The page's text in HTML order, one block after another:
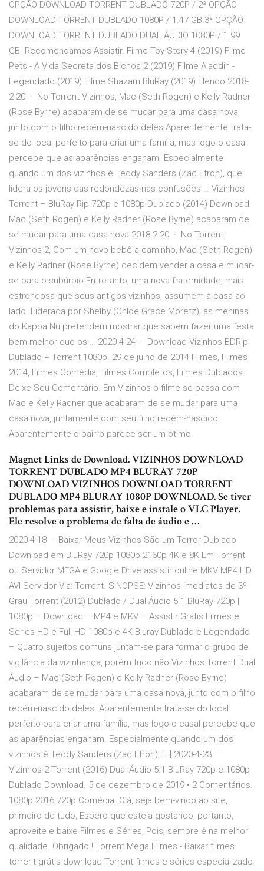
OPÇÃO DOWNLOAD TORRENT DUBLADO 720P / 2ª OPÇÃO
DOWNLOAD TORRENT DUBLADO 1080P / 1.47 GB 3ª OPÇÃO
DOWNLOAD TORRENT DUBLADO DUAL ÁUDIO 1080P / 1.99
GB. Recomendamos Assistir. Filme Toy Story 4 (2019) Filme
Pets - A Vida Secreta dos Bichos 2 (2019) Filme Aladdin -
Legendado (2019) Filme Shazam BluRay (2019) Elenco 2018-
2-20 · No Torrent Vizinhos, Mac (Seth Rogen) e Kelly Radner
(Rose Byrne) acabaram de se mudar para uma casa nova,
junto com o filho recém-nascido deles.Aparentemente trata-
se do local perfeito para criar uma família, mas logo o casal
percebe que as aparências enganam. Especialmente
quando um dos vizinhos é Teddy Sanders (Zac Efron), que
lidera os jovens das redondezas nas confusões … Vizinhos
Torrent – BluRay Rip 720p e 1080p Dublado (2014) Download
Mac (Seth Rogen) e Kelly Radner (Rose Byrne) acabaram de
se mudar para uma casa nova 2018-2-20 · No Torrent
Vizinhos 2, Com um novo bebê a caminho, Mac (Seth Rogen)
e Kelly Radner (Rose Byrne) decidem vender a casa e mudar-
se para o subúrbio.Entretanto, uma nova fraternidade, mais
estrondosa que seus antigos vizinhos, assumem a casa ao
lado. Liderada por Shelby (Chloë Grace Moretz), as meninas
do Kappa Nu pretendem mostrar que sabem fazer uma festa
bem melhor que os … 2020-4-24 · Download Vizinhos BDRip
Dublado + Torrent 1080p. 29 de julho de 2014 Filmes, Filmes
2014, Filmes Comédia, Filmes Completos, Filmes Dublados
Deixe Seu Comentário. Em Vizinhos o filme se passa com
Mac e Kelly Radner que acabaram de se mudar para uma
casa nova, juntamente com seu filho recém-nascido.
Aparentemente o bairro parece ser um ótimo
Magnet Links de Download. VIZINHOS DOWNLOAD
TORRENT DUBLADO MP4 BLURAY 720P
DOWNLOAD VIZINHOS DOWNLOAD TORRENT
DUBLADO MP4 BLURAY 1080P DOWNLOAD. Se tiver
problemas para assistir, baixe e instale o VLC Player.
Ele resolve o problema de falta de áudio e …
2020-4-18 · Baixar Meus Vizinhos São um Terror Dublado
Download em BluRay 720p 1080p 2160p 4K e 8K Em Torrent
ou Servidor MEGA e Google Drive assistir online MKV MP4 HD
AVI Servidor Via: Torrent. SINOPSE: Vizinhos Imediatos de 3º
Grau Torrent (2012) Dublado / Dual Áudio 5.1 BluRay 720p |
1080p – Download – MP4 e MKV – Assistir Grátis Filmes e
Series HD e Full HD 1080p e 4K Bluray Dublado e Legendado
– Quatro sujeitos comuns juntam-se para formar o grupo de
vigilância da vizinhança, porém tudo não Vizinhos Torrent Dual
Áudio – Mac (Seth Rogen) e Kelly Radner (Rose Byrne)
acabaram de se mudar para uma casa nova, junto com o filho
recém-nascido deles. Aparentemente trata-se do local
perfeito para criar uma família, mas logo o casal percebe que
as aparências enganam. Especialmente quando um dos
vizinhos é Teddy Sanders (Zac Efron), […] 2020-4-23 ·
Vizinhos 2 Torrent (2016) Dual Áudio 5.1 BluRay 720p e 1080p
Dublado Download. 5 de dezembro de 2019 • 2 Comentários.
1080p 2016 720p Comédia. Olá, seja bem-vindo ao site,
primeiro de tudo, Espero que esteja gostando, portanto,
aproveite e baixe Filmes e Séries, Pois, sempre é na melhor
qualidade. Obrigado ! Torrent Mega Filmes - Baixar filmes
torrent grátis download Torrent filmes e séries especializado